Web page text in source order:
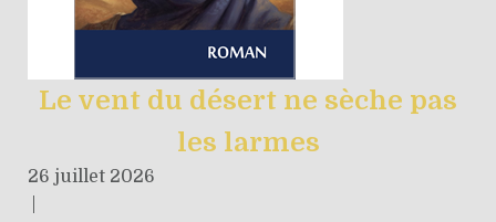
Le vent du désert ne sèche pas
les larmes
26 juillet 2026